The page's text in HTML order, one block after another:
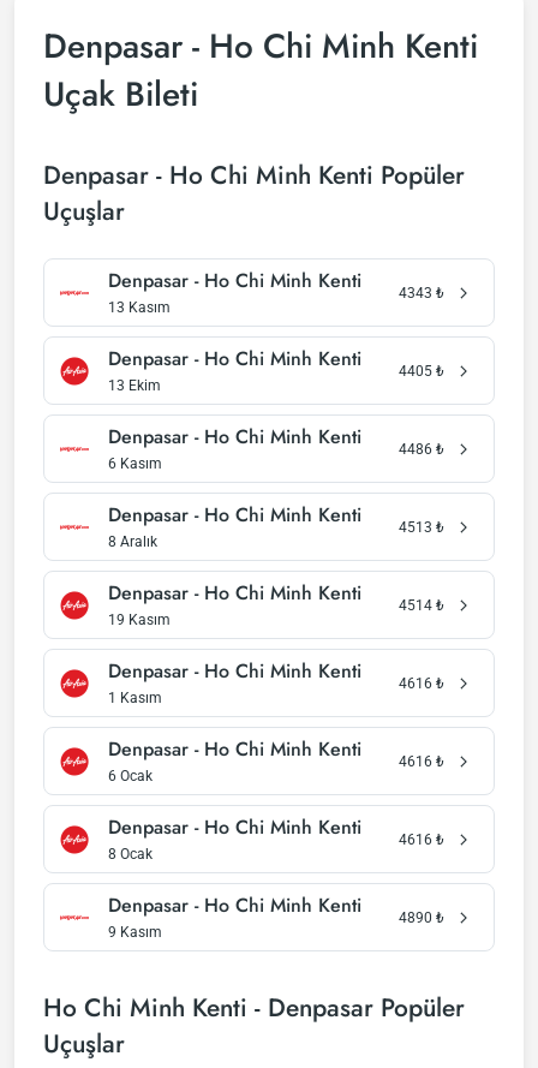
Denpasar - Ho Chi Minh Kenti
Uçak Bileti
Denpasar - Ho Chi Minh Kenti Popüler
Uçuşlar
Denpasar - Ho Chi Minh Kenti
13 Kasım
4343 ₺
Denpasar - Ho Chi Minh Kenti
13 Ekim
4405 ₺
Denpasar - Ho Chi Minh Kenti
6 Kasım
4486 ₺
Denpasar - Ho Chi Minh Kenti
8 Aralık
4513 ₺
Denpasar - Ho Chi Minh Kenti
19 Kasım
4514 ₺
Denpasar - Ho Chi Minh Kenti
1 Kasım
4616 ₺
Denpasar - Ho Chi Minh Kenti
6 Ocak
4616 ₺
Denpasar - Ho Chi Minh Kenti
8 Ocak
4616 ₺
Denpasar - Ho Chi Minh Kenti
9 Kasım
4890 ₺
Ho Chi Minh Kenti - Denpasar Popüler
Uçuşlar